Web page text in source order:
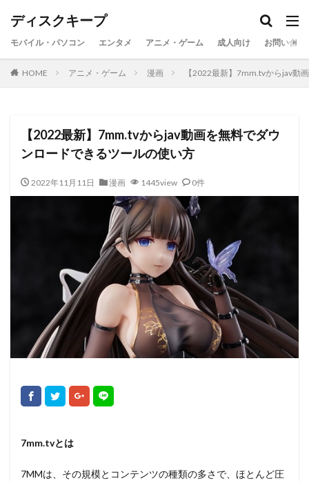
ディスクキープ
モバイル・パソコン エンタメ アニメ・ゲーム 成人向け お問い合わ
HOME アニメ・ゲーム 漫画 【2022最新】7mm.tvからjav動
【2022最新】7mm.tvからjav動画を無料でダウ
ンロードできるツールの使い方
2022年11月11日 漫画 1445view 0件
7mm.tvとは
7MMは、その規模とコンテンツの種類の多さで、ほとんど圧